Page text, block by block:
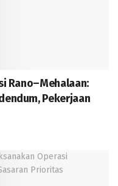
Rano–Mehalaan:
Pekerjaan